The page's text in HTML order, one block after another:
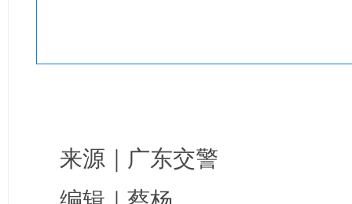
来源｜广东交警